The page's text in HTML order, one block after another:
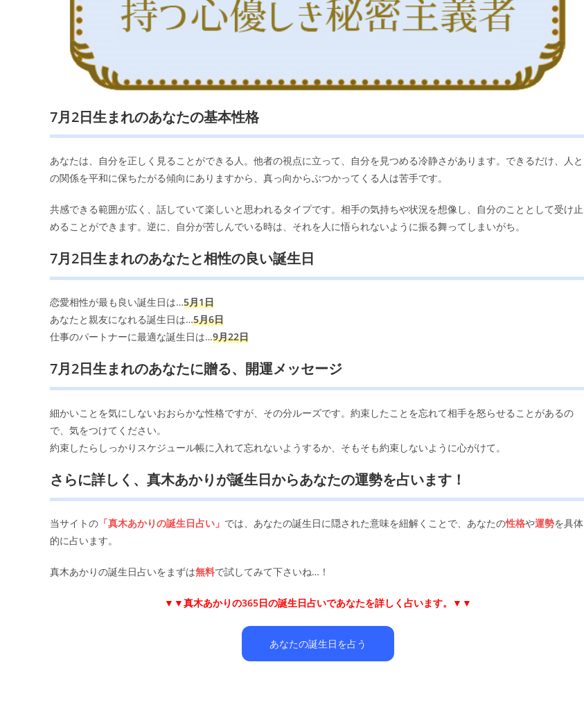
7月2日生まれのあなたの基本性格
あなたは、自分を正しく見ることができる人。他者の視点に立って、自分を見つめる冷静さがあります。できるだけ、人と
の関係を平和に保ちたがる傾向にありますから、真っ向からぶつかってくる人は苦手です。
共感できる範囲が広く、話していて楽しいと思われるタイプです。相手の気持ちや状況を想像し、自分のこととして受け止
めることができます。逆に、自分が苦しんでいる時は、それを人に悟られないように振る舞ってしまいがち。
7月2日生まれのあなたと相性の良い誕生日
恋愛相性が最も良い誕生日は…5月1日
あなたと親友になれる誕生日は…5月6日
仕事のパートナーに最適な誕生日は…9月22日
7月2日生まれのあなたに贈る、開運メッセージ
細かいことを気にしないおおらかな性格ですが、その分ルーズです。約束したことを忘れて相手を怒らせることがあるの
で、気をつけてください。
約束したらしっかりスケジュール帳に入れて忘れないようするか、そもそも約束しないように心がけて。
さらに詳しく、真木あかりが誕生日からあなたの運勢を占います！
当サイトの 「真木あかりの誕生日占い」 では、あなたの誕生日に隠された意味を紐解くことで、あなたの性格や運勢を具体
的に占います。
真木あかりの誕生日占いをまずは無料で試してみて下さいね…！
▼▼真木あかりの365日の誕生日占いであなたを詳しく占います。▼▼
あなたの誕生日を占う